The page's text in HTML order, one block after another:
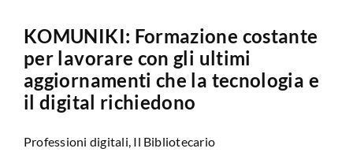
KOMUNIKI: Formazione costante
per lavorare con gli ultimi
aggiornamenti che la tecnologia e
il digital richiedono
Professioni digitali, Il Bibliotecario